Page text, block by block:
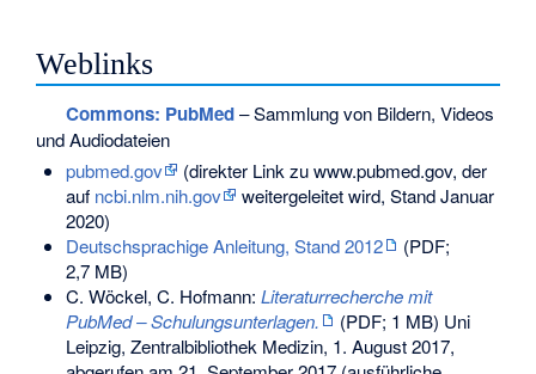
Weblinks
Commons: PubMed– Sammlung von Bildern, Videos
und Audiodateien
pubmed.gov
(direkter Link zu www.pubmed.gov, der
auf ncbi.nlm.nih.gov
weitergeleitet wird, Stand Januar
2020)
Deutschsprachige Anleitung, Stand 2012
(PDF;
2,7 MB)
C. Wöckel, C. Hofmann: Literaturrecherche mit
PubMed – Schulungsunterlagen.
(PDF; 1 MB) Uni
Leipzig, Zentralbibliothek Medizin, 1. August 2017,